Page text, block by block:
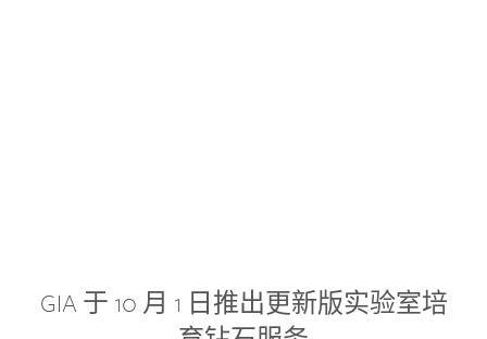
GIA 于 10 月 1 日推出更新版实验室培